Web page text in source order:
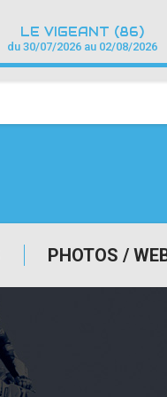
PHOTOS /
LE VIGEANT (86)
du 30/07/2026 au 02/08/2026